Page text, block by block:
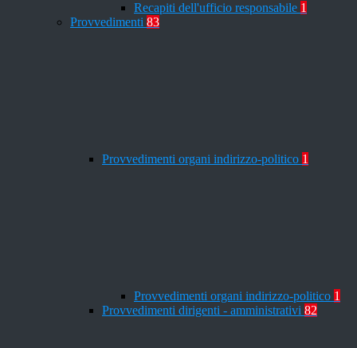
Recapiti dell'ufficio responsabile 1
Provvedimenti 83
Provvedimenti organi indirizzo-politico 1
Provvedimenti organi indirizzo-politico 1
Provvedimenti dirigenti - amministrativi 82